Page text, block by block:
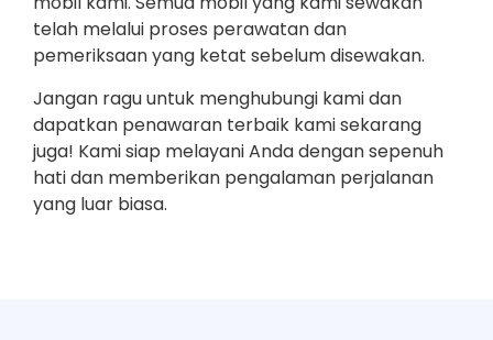
telah melalui proses perawatan dan
pemeriksaan yang ketat sebelum disewakan.
Jangan ragu untuk menghubungi kami dan
dapatkan penawaran terbaik kami sekarang
juga! Kami siap melayani Anda dengan sepenuh
hati dan memberikan pengalaman perjalanan
yang luar biasa.